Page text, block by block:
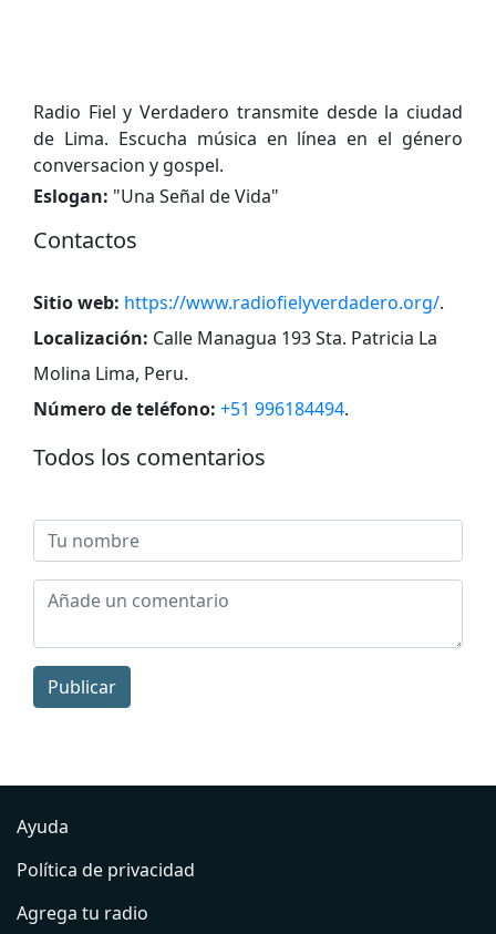
Radio Fiel y Verdadero transmite desde la ciudad
de Lima. Escucha música en línea en el género
conversacion y gospel.
Eslogan: "Una Señal de Vida"
Contactos
Sitio web: https://www.radiofielyverdadero.org/.
Localización: Calle Managua 193 Sta. Patricia La
Molina Lima, Peru.
Número de teléfono: +51 996184494.
Todos los comentarios
Publicar
Ayuda
Política de privacidad
Agrega tu radio